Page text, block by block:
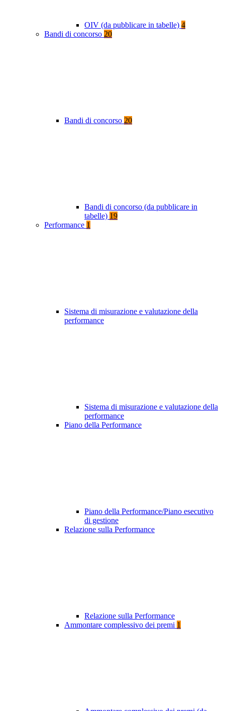
OIV (da pubblicare in tabelle) 4
Bandi di concorso 20
Bandi di concorso 20
Bandi di concorso (da pubblicare in
tabelle) 19
Performance 1
Sistema di misurazione e valutazione della
performance
Sistema di misurazione e valutazione della
performance
Piano della Performance
Piano della Performance/Piano esecutivo
di gestione
Relazione sulla Performance
Relazione sulla Performance
Ammontare complessivo dei premi 1